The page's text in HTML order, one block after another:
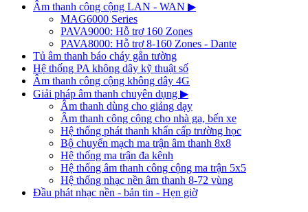
Âm thanh công cộng LAN - WAN ▶
MAG6000 Series
PAVA9000: Hỗ trợ 160 Zones
PAVA8000: Hỗ trợ 8-160 Zones - Dante
Tủ âm thanh báo cháy gắn tường
Hệ thống PA không dây kỹ thuật số
Âm thanh công cộng không dây 4G
Giải pháp âm thanh chuyên dụng ▶
Âm thanh dùng cho giảng dạy
Âm thanh công cộng cho nhà ga, bến xe
Hệ thống phát thanh khẩn cấp trường học
Bộ chuyển mạch ma trận âm thanh 8x8
Hệ thống ma trận đa kênh
Hệ thống âm thanh công cộng ma trận 5x5
Hệ thống nhạc nền âm thanh 8-72 vùng
Đầu phát nhạc nền - bản tin - Hẹn giờ